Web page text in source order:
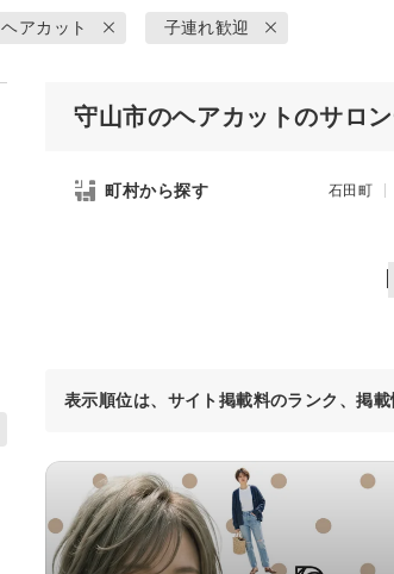
ヘアカット 子連れ歓迎
守山市のヘアカットのサロ
町村から探す 石田町
表示順位は、サイト掲載料のランク、掲